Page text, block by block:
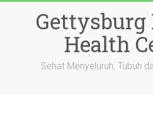
Health
Sehat Menyeluruh, Tubuh